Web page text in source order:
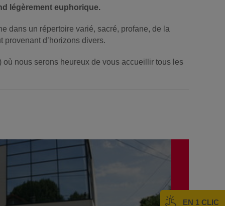
EN 1 CLIC
légèrement euphorique.
dans un répertoire varié, sacré, profane, de la
d’horizons divers.
nous serons heureux de vous accueillir tous les